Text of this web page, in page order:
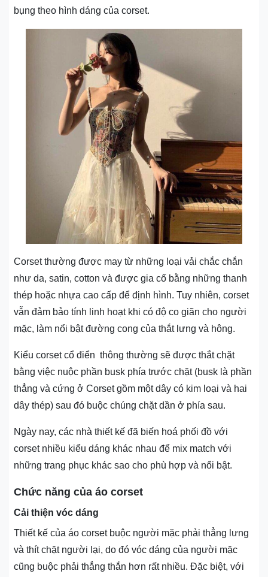
bụng theo hình dáng của corset.
Corset thường được may từ những loại vải chắc chắn
như da, satin, cotton và được gia cố bằng những thanh
thép hoặc nhựa cao cấp để định hình. Tuy nhiên, corset
vẫn đảm bảo tính linh hoạt khi có độ co giãn cho người
mặc, làm nổi bật đường cong của thắt lưng và hông.
Kiểu corset cổ điển thông thường sẽ được thắt chặt
bằng việc nuộc phần busk phía trước chặt (busk là phần
thẳng và cứng ở Corset gồm một dây có kim loại và hai
dây thép) sau đó buộc chúng chặt dần ở phía sau.
Ngày nay, các nhà thiết kế đã biến hoá phối đồ với
corset nhiều kiểu dáng khác nhau để mix match với
những trang phục khác sao cho phù hợp và nổi bật.
Chức năng của áo corset
Cải thiện vóc dáng
Thiết kế của áo corset buộc người mặc phải thẳng lưng
và thít chặt người lại, do đó vóc dáng của người mặc
cũng buộc phải thẳng thắn hơn rất nhiều. Đặc biệt, với